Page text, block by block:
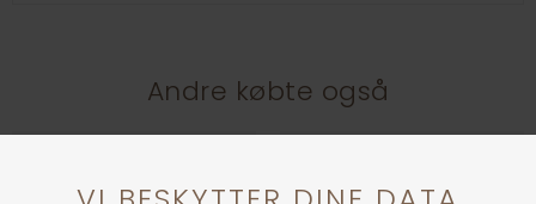
Andre købte også